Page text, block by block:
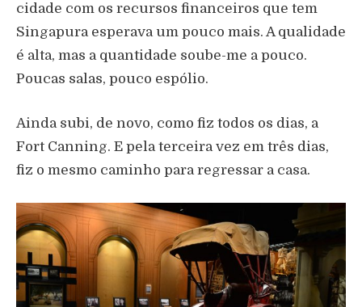
cidade com os recursos financeiros que tem
Singapura esperava um pouco mais. A qualidade
é alta, mas a quantidade soube-me a pouco.
Poucas salas, pouco espólio.
Ainda subi, de novo, como fiz todos os dias, a
Fort Canning. E pela terceira vez em três dias,
fiz o mesmo caminho para regressar a casa.